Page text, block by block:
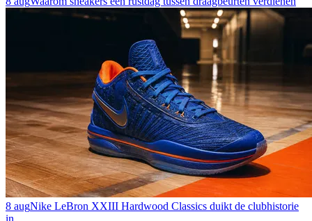
8 augNike LeBron XXIII Hardwood Classics duikt de clubhistorie
in